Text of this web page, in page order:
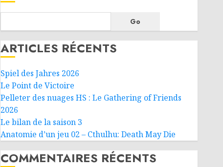
Go
ARTICLES RÉCENTS
Spiel des Jahres 2026
Le Point de Victoire
Pelleter des nuages HS : Le Gathering of Friends
2026
Le bilan de la saison 3
Anatomie d’un jeu 02 – Cthulhu: Death May Die
COMMENTAIRES RÉCENTS